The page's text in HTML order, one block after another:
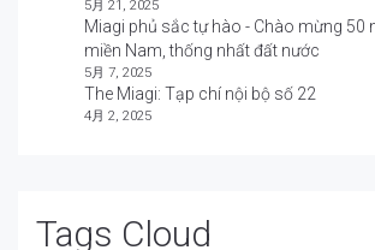
5月 21, 2025
Miagi phủ sắc tự hào - Chào mừng 50
miền Nam, thống nhất đất nước
5月 7, 2025
The Miagi: Tạp chí nội bộ số 22
4月 2, 2025
Tags Cloud